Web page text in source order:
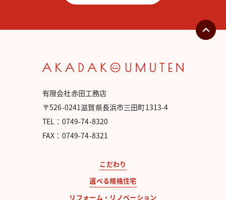
有限会社赤田工務店
〒526-0241滋賀県長浜市三田町1313-4
TEL：0749-74-8320
FAX：0749-74-8321
こだわり
選べる規格住宅
リフォーム・リノベーション